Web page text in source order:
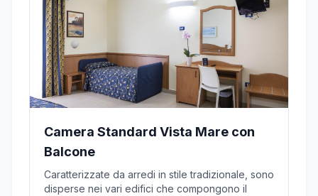
Camera Standard Vista Mare con
Balcone
Caratterizzate da arredi in stile tradizionale, sono
disperse nei vari edifici che compongono il